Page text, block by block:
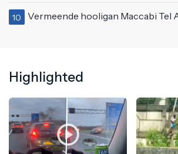
10 Vermeende hooligan Maccabi Tel Aviv haalt nat
Highlighted